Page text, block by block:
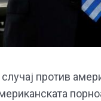
против